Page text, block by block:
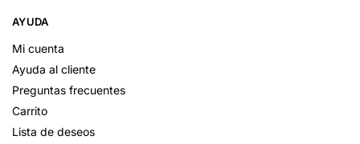
AYUDA
Mi cuenta
Ayuda al cliente
Preguntas frecuentes
Carrito
Lista de deseos